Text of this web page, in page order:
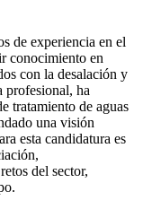
de experiencia en el
conocimiento en
con la desalación y
profesional, ha
tratamiento de aguas
una visión
esta candidatura es
del sector,